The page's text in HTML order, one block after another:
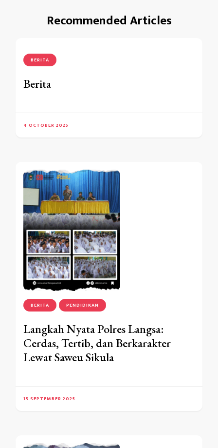
Recommended Articles
BERITA
Berita
4 OCTOBER 2025
BERITA PENDIDIKAN
Langkah Nyata Polres Langsa:
Cerdas, Tertib, dan Berkarakter
Lewat Saweu Sikula
15 SEPTEMBER 2025